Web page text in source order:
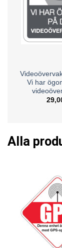
Vi har
Alla